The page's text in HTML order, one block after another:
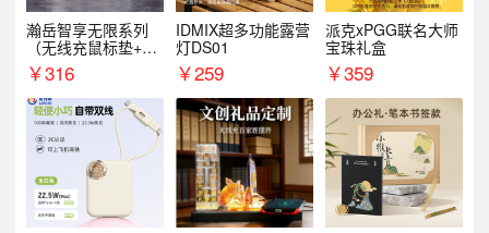
瀚岳智享无限系列
（无线充鼠标垫+飞
利浦音响+乐扣咖啡
杯）
￥316
IDMIX超多功能露营
灯DS01
￥259
派克xPGG联名大师
宝珠礼盒
￥359